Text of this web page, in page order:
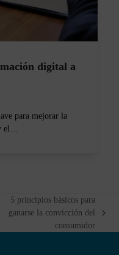
digital a
para mejorar la
el…
5 principios básicos para
ganarse la convicción del
consumidor